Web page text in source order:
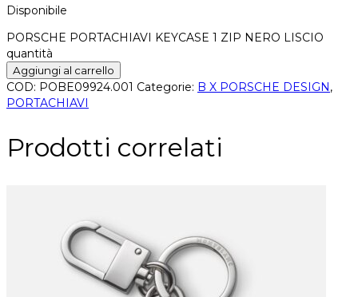
Disponibile
PORSCHE PORTACHIAVI KEYCASE 1 ZIP NERO LISCIO
quantità
Aggiungi al carrello
COD: POBE09924.001 Categorie: B X PORSCHE DESIGN,
PORTACHIAVI
Prodotti correlati